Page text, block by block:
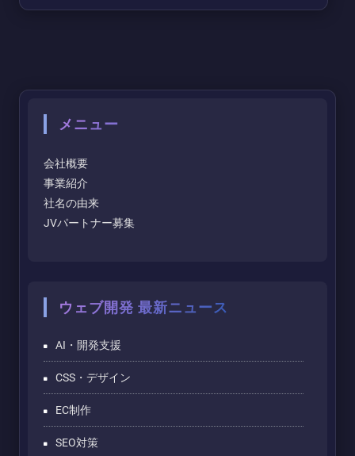
メニュー
会社概要
事業紹介
社名の由来
JVパートナー募集
ウェブ開発 最新ニュース
AI・開発支援
CSS・デザイン
EC制作
SEO対策